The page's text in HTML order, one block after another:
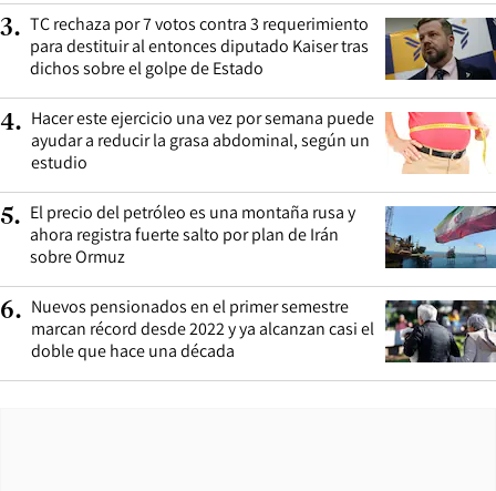
3. TC rechaza por 7 votos contra 3 requerimiento
para destituir al entonces diputado Kaiser tras
dichos sobre el golpe de Estado
4. Hacer este ejercicio una vez por semana puede
ayudar a reducir la grasa abdominal, según un
estudio
5. El precio del petróleo es una montaña rusa y
ahora registra fuerte salto por plan de Irán
sobre Ormuz
6. Nuevos pensionados en el primer semestre
marcan récord desde 2022 y ya alcanzan casi el
doble que hace una década